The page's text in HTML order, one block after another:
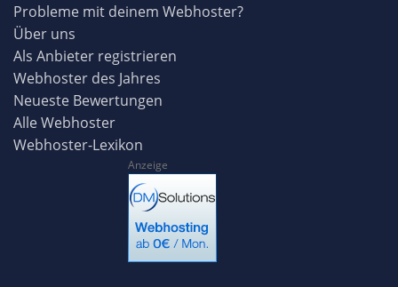
Probleme mit deinem Webhoster?
Über uns
Als Anbieter registrieren
Webhoster des Jahres
Neueste Bewertungen
Alle Webhoster
Webhoster-Lexikon
Anzeige